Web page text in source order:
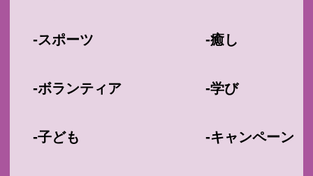
-スポーツ
-ボランティア
-子ども
-癒し
-学び
-キャンペーン